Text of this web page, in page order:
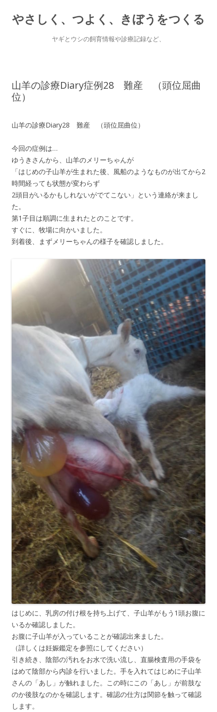
やさしく、つよく、きぼうをつくる
ヤギとウシの飼育情報や診療記録など、
山羊の診療Diary症例28 難産 （頭位屈曲
位）
山羊の診療Diary28 難産 （頭位屈曲位）
今回の症例は…
ゆうきさんから、山羊のメリーちゃんが
「はじめの子山羊が生まれた後、風船のようなものが出てから2
時間経っても状態が変わらず
2頭目がいるかもしれないがでてこない」という連絡が来まし
た。
第1子目は順調に生まれたとのことです。
すぐに、牧場に向かいました。
到着後、まずメリーちゃんの様子を確認しました。
はじめに、乳房の付け根を持ち上げて、子山羊がもう1頭お腹に
いるか確認しました。
お腹に子山羊が入っていることが確認出来ました。
（詳しくは妊娠鑑定を参照にしてください）
引き続き、陰部の汚れをお水で洗い流し、直腸検査用の手袋を
はめて陰部から内診を行いました。手を入れてはじめに子山羊
さんの「あし」が触れました。この時にこの「あし」が前肢な
のか後肢なのかを確認します。確認の仕方は関節を触って確認
します。